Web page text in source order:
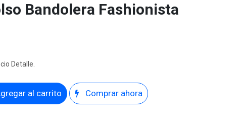
Bandolera Fashionista
Detalle.
al carrito Comprar ahora